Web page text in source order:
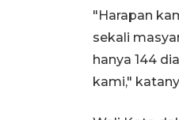
"Harapan
sekali
hanya 144
kami,"